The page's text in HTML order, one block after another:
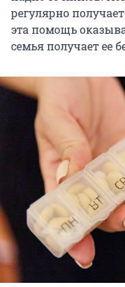
регулярно
эта помощь
семья получает ее